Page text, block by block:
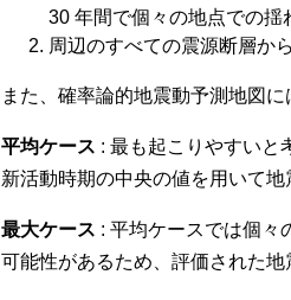
30 年間で個々の地点での揺
周辺のすべての震源断層か
また、確率論的地震動予測地図
平均ケース : 最も起こりやすいと
新活動時期の中央の値を用いて地
最大ケース : 平均ケースでは個々
可能性があるため、評価された地